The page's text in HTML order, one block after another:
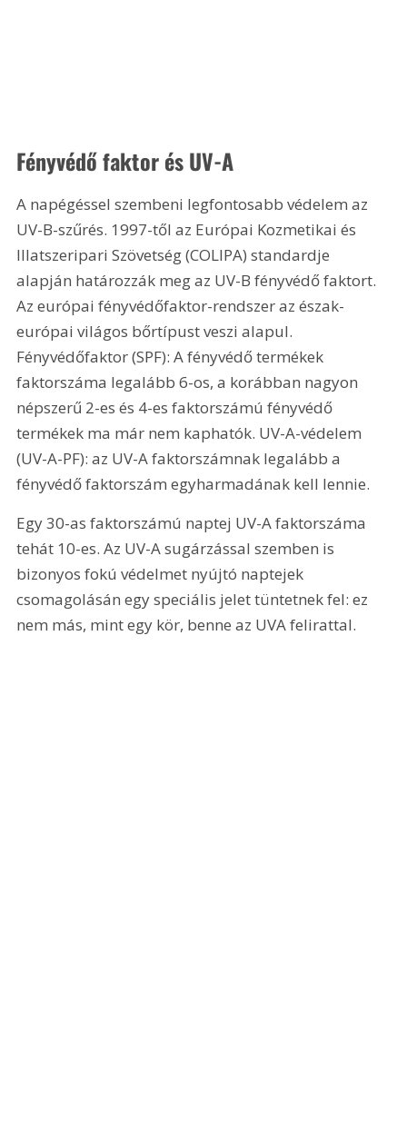
Fényvédő faktor és UV-A
A napégéssel szembeni legfontosabb védelem az
UV-B-szűrés. 1997-től az Európai Kozmetikai és
Illatszeripari Szövetség (COLIPA) standardje
alapján határozzák meg az UV-B fényvédő faktort.
Az európai fényvédőfaktor-rendszer az észak-
európai világos bőrtípust veszi alapul.
Fényvédőfaktor (SPF): A fényvédő termékek
faktorszáma legalább 6-os, a korábban nagyon
népszerű 2-es és 4-es faktorszámú fényvédő
termékek ma már nem kaphatók. UV-A-védelem
(UV-A-PF): az UV-A faktorszámnak legalább a
fényvédő faktorszám egyharmadának kell lennie.
Egy 30-as faktorszámú naptej UV-A faktorszáma
tehát 10-es. Az UV-A sugárzással szemben is
bizonyos fokú védelmet nyújtó naptejek
csomagolásán egy speciális jelet tüntetnek fel: ez
nem más, mint egy kör, benne az UVA felirattal.